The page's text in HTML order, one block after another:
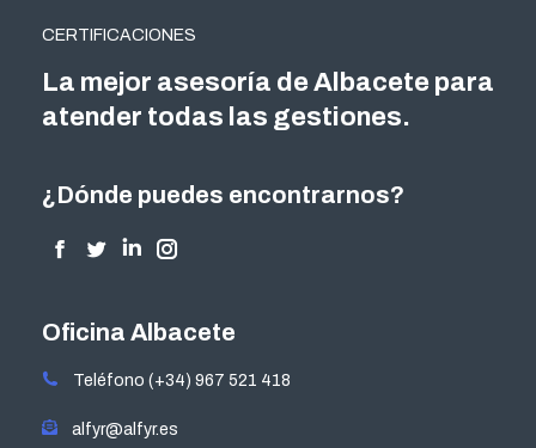
CERTIFICACIONES
Oficina Albacete
Teléfono (+34) 967 521 418
alfyr@alfyr.es
¿Dónde puedes encontrarnos?
Encuéntranos en:
Facebook
opens
new
Twitter
opens
new
Linkedin
opens
new
Instagram
opens
new
La mejor asesoría de Albacete para
atender todas las gestiones.